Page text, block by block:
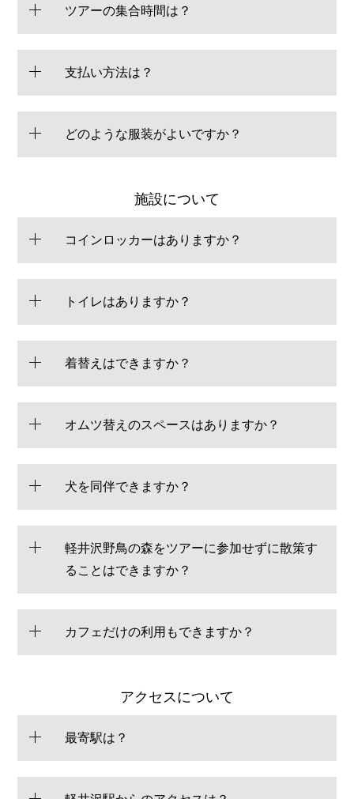
ツアーの集合時間は？
支払い方法は？
どのような服装がよいですか？
施設について
コインロッカーはありますか？
トイレはありますか？
着替えはできますか？
オムツ替えのスペースはありますか？
犬を同伴できますか？
軽井沢野鳥の森をツアーに参加せずに散策す
ることはできますか？
カフェだけの利用もできますか？
アクセスについて
最寄駅は？